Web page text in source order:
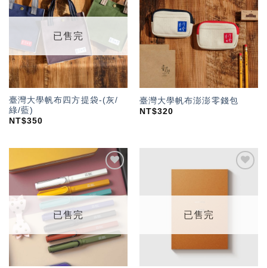
「願
望輕
已售完
臺灣大學帆布四方提袋-(灰/
綠/藍)
NT$350
「願
望輕
單」
臺灣大學帆布澎澎零錢包
NT$320
加入
「願
望輕
已售完
望輕
已售完